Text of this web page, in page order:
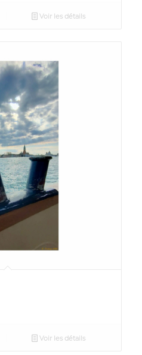
Voir les détails
Voir les détails